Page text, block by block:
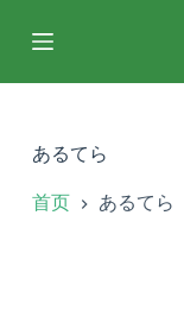
过
あるてら
首页 あるてら